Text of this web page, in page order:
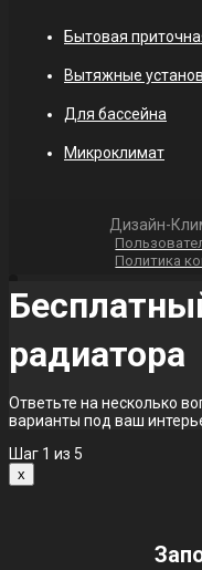
Бытовая
Вытяжные
Для бассейна
Микроклимат
Дизайн-
Политика
радиатора
Ответьте на несколько
варианты под ваш
Шаг 1 из 5
x